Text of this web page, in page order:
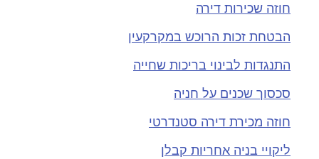
חוזה שכירות דירה
הבטחת זכות הרוכש במקרקעין
התנגדות לבינוי בריכות שחייה
סכסוך שכנים על חניה
חוזה מכירת דירה סטנדרטי
ליקויי בניה אחריות קבלן